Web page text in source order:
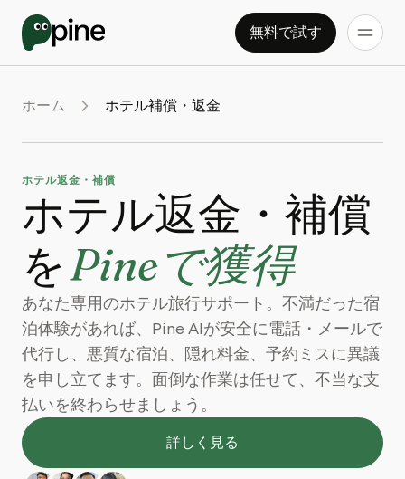
無料で試す
ホーム ホテル補償・返金
ホテル返金・補償
ホテル返金・補償
をPineで獲得
あなた専用のホテル旅行サポート。不満だった宿
泊体験があれば、Pine AIが安全に電話・メールで
代行し、悪質な宿泊、隠れ料金、予約ミスに異議
を申し立てます。面倒な作業は任せて、不当な支
払いを終わらせましょう。
詳しく見る